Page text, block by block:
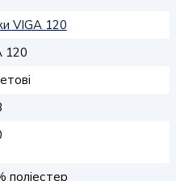
VIGA 120
120
поліестер